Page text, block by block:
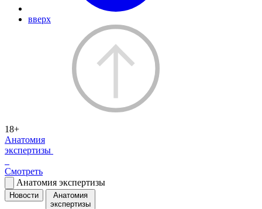
вверх
18+
Анатомия
экспертизы
Смотреть
Анатомия экспертизы
Новости
Анатомия
экспертизы